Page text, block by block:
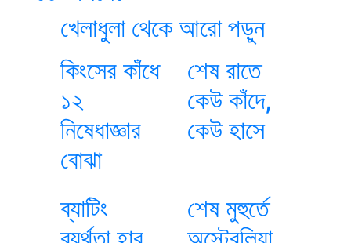
খেলাধুলা থেকে আরো পড়ুন
কিংসের কাঁধে
১২
নিষেধাজ্ঞার
বোঝা
শেষ রাতে
কেউ কাঁদে,
কেউ হাসে
ব্যাটিং
শেষ মুহুর্তে